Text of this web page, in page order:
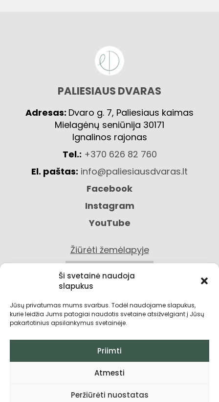
Ši svetainė naudoja
slapukus
Jūsų privatumas mums svarbus. Todėl naudojame slapukus,
kurie leidžia Jums patogiai naudotis svetaine atsižvelgiant į Jūsų
pakartotinius apsilankymus svetainėje.
Priimti
Atmesti
Peržiūrėti nuostatas
PALIESIAUS DVARAS
Adresas: Dvaro g. 7, Paliesiaus kaimas
Mielagėnų seniūnija 30171
Ignalinos rajonas
Tel.: +370 626 82 760
El. paštas: info@paliesiausdvaras.lt
Facebook
Instagram
YouTube
Žiūrėti žemėlapyje
KONTAKTAI
Privatumo politika
Pirkimo taisyklės ir sąlygos